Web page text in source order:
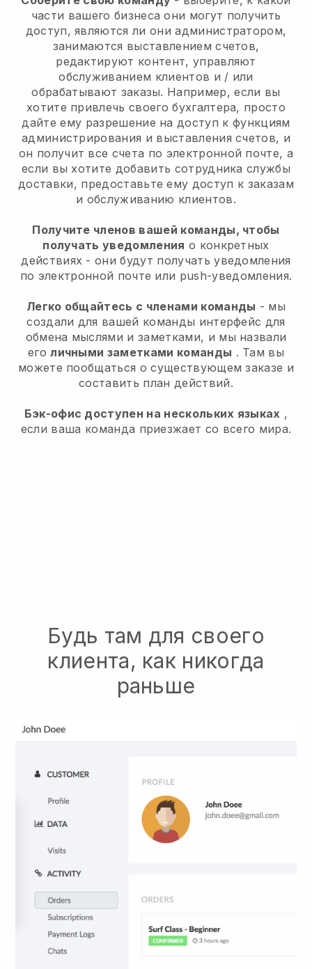
части вашего бизнеса они могут получить
доступ, являются ли они администратором,
занимаются выставлением счетов,
редактируют контент, управляют
обслуживанием клиентов и / или
обрабатывают заказы. Например, если вы
хотите привлечь своего бухгалтера, просто
дайте ему разрешение на доступ к функциям
администрирования и выставления счетов, и
он получит все счета по электронной почте, а
если вы хотите добавить сотрудника службы
доставки, предоставьте ему доступ к заказам
и обслуживанию клиентов.
Получите членов вашей команды, чтобы
получать уведомления о конкретных
действиях - они будут получать уведомления
по электронной почте или push-уведомления.
Легко общайтесь с членами команды - мы
создали для вашей команды интерфейс для
обмена мыслями и заметками, и мы назвали
еголичными заметками команды . Там вы
можете пообщаться о существующем заказе и
составить план действий.
Бэк-офис доступен на нескольких языках ,
если ваша команда приезжает со всего мира.
Будь там для своего
клиента, как никогда
раньше